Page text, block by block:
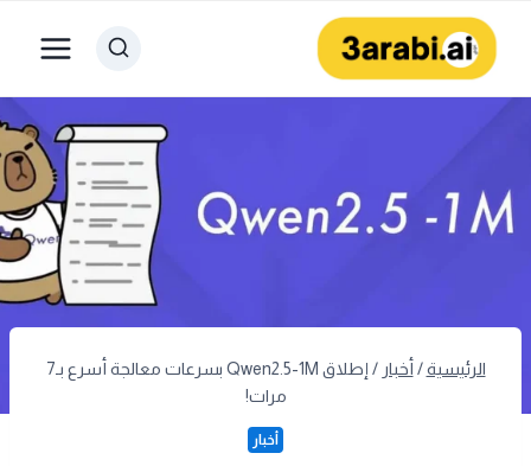
المحتوى
الرئيسية / أخبار /
إطلاق Qwen2.5-1M بسرعات معالجة أسرع بـ7
مرات!
أخبار